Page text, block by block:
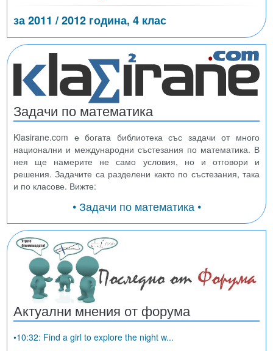
за 2011 / 2012 година, 4 клас
Задачи по математика
Klasirane.com е богата библиотека със задачи от много
национални и международни състезания по математика. В
нея ще намерите не само условия, но и отговори и
решения. Задачите са разделени както по състезания, така
и по класове. Вижте:
• Задачи по математика •
Актуални мнения от форума
•10:32: Find a girl to explore the night w...